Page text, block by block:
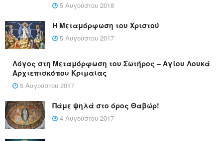
5 Αυγούστου 2018
Η Μεταμόρφωση του Χριστού
5 Αυγούστου 2017
Λόγος στη Μεταμόρφωση του Σωτήρος – Αγίου Λουκά
Αρχιεπισκόπου Κριμαίας
5 Αυγούστου 2017
Πάμε ψηλά στο όρος Θαβώρ!
4 Αυγούστου 2017